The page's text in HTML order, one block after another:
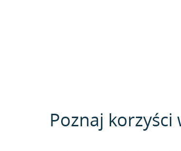
Poznaj korzyści